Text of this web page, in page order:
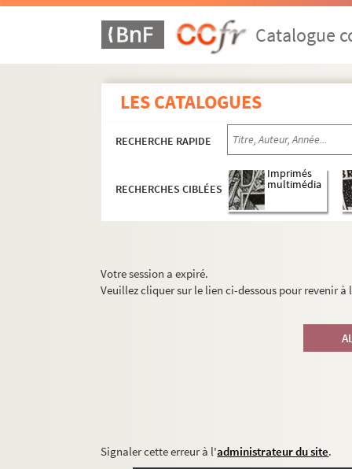
Catalogue
LES CATALOGUES
RECHERCHE RAPIDE
RECHERCHES CIBLÉES
Imprimés
multimédia
Votre session a expiré.
Veuillez cliquer sur le lien ci-dessous pour revenir
Signaler cette erreur à l'administrateur du site.